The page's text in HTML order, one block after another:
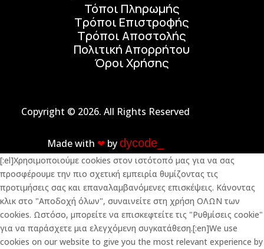
Τόποι Πληρωμής
Τρόποι Επιστροφής
Τρόποι Αποστολής
Πολιτική Απορρήτου
Όροι Χρήσης
Copyright © 2026. All Rights Reserved
Made with ❤︎ bydycode_
[:el]Χρησιμοποιούμε cookies στον ιστότοπό μας για να σας
προσφέρουμε την πιο σχετική εμπειρία θυμίζοντας τις
προτιμήσεις σας και επαναλαμβανόμενες επισκέψεις. Κάνοντας
κλικ στο "Αποδοχή όλων", συναινείτε στη χρήση ΟΛΩΝ των
cookies. Ωστόσο, μπορείτε να επισκεφτείτε τις "Ρυθμίσεις cookie"
για να παράσχετε μια ελεγχόμενη συγκατάθεση.[:en]We use
cookies on our website to give you the most relevant experience by